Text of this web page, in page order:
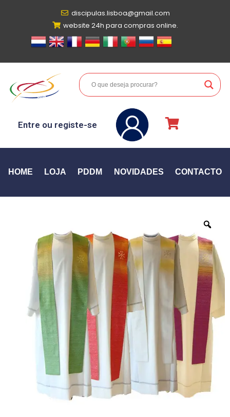
discipulas.lisboa@gmail.com
website 24h para compras online.
Entre ou registe-se
HOME LOJA PDDM NOVIDADES CONTACTO